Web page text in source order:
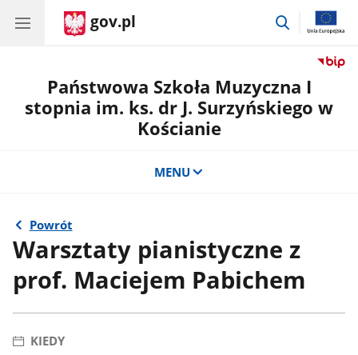
gov.pl
przejdź
Państwowa Szkoła Muzyczna I
stopnia im. ks. dr J. Surzyńskiego w
Kościanie
MENU
Powrót
Warsztaty pianistyczne z
prof. Maciejem Pabichem
KIEDY